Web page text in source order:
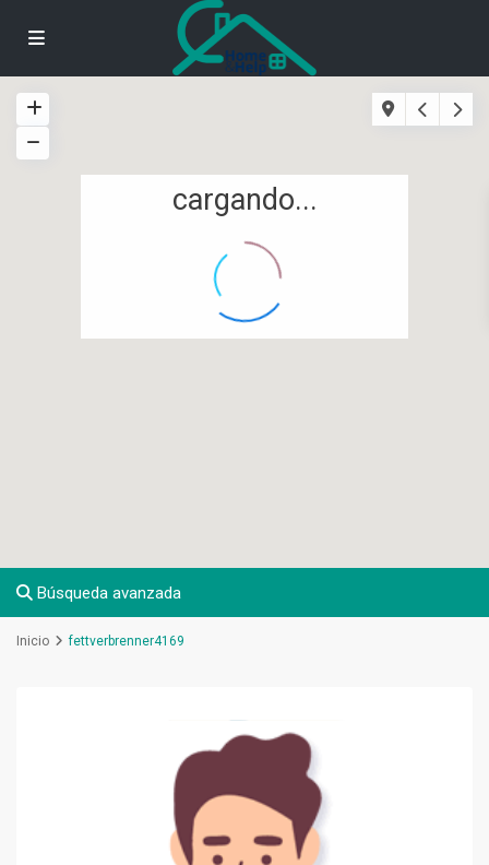
cargando...
Búsqueda avanzada
Inicio fettverbrenner4169